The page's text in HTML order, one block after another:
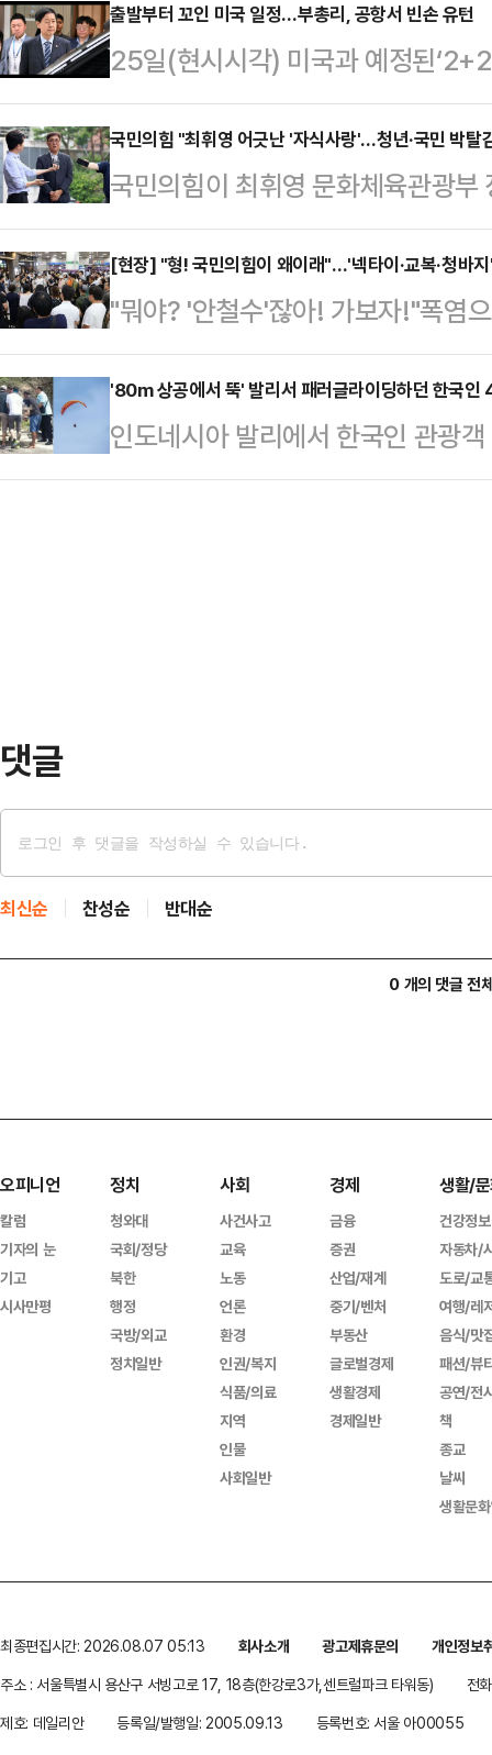
일 페이스북에 "지난 한 달 여 동안
나같이 현재 국민들께 보여지는 당
다"고 말했다.한 전 대표는 "최근에
예 우리 당을 극우화 시키려는 퇴행
당 후보로 나섰던 분, 당권 도전을
습을 보이고 있다…
출발부터 꼬인 미국 일정…부총리, 공항서 빈손 유턴
25일(현시시각) 미국과 예정된
스콧 베선트 재무장관의 긴급한 일
예정이었던 구윤철 경제부총리 겸
게 됐다.다만, 김정관 산업통상자원
은 계획대로 미국과의 협의에 나선
발도 못 떼우리나라와 미국의 재무
소됐다. 기획재정부는 24일 기자
일 2+2 협상은 …
국민의힘 "최휘영 어긋난 '자식사랑'…청년·국민 박탈
국민의힘이 최휘영 문화체육관광
보자 등을 겨냥해 "어긋난 자식 사
다"고 일갈했다.박성훈 수석대변인
종 논란을 안고 결국 자진사퇴했지
면면은 여전히 국민 눈높이에 맞지
후보자들의 어긋난 '자식 사랑'이
인은 "최휘영 후보자의 장녀는 대
아버지가 대표를…
[현장] "형! 국민의힘이 왜이래"…'넥타이·교복·청바
"뭐야? '안철수'잖아! 가보자!"폭염
마친 후 지칠 만도 한 퇴근길. 그럼
당대표 후보를 발견하자 모두 걸음
티셔츠 한 장과 청바지를 입은 청년
보안요원 복장의 시큐리티, 교복을
'80m 상공에서 뚝' 발리서 패러글라이딩하던 한국인
인도네시아 발리에서 한국인 관광
로 추락해 숨지는 사고가 발생했다
댓글
최신순 찬성순 반대순
0 개의 댓글 전
오피니언
칼럼
기자의 눈
기고
시사만평
정치
청와대
국회/정당
북한
행정
국방/외교
정치일반
사회
사건사고
교육
노동
언론
환경
인권/복지
식품/의료
지역
인물
사회일반
경제
금융
증권
산업/재계
중기/벤처
부동산
글로벌경제
생활경제
경제일반
생활/
건강정보
자동차/
도로/교
여행/레
음식/맛
패션/뷰
공연/전
책
종교
날씨
생활문
최종편집시간: 2026.08.07 05:13 회사소개 광고제휴문의
개인정보
주소 : 서울특별시 용산구 서빙고로 17, 18층(한강로3가,센트럴파크 타워동)
전
제호: 데일리안
등록일/발행일: 2005.09.13 등록번호: 서울 아00055